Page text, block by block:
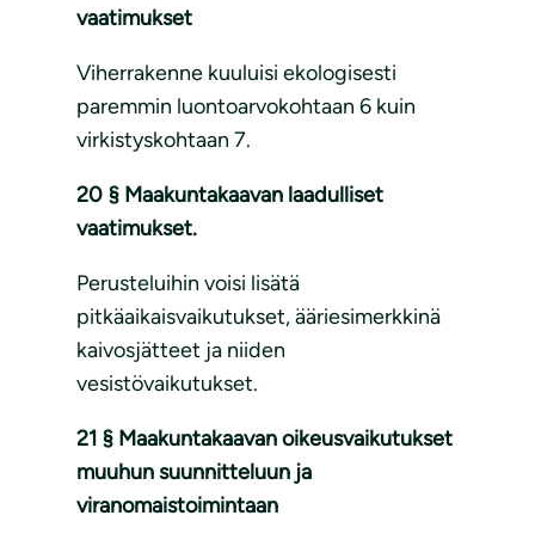
vaatimukset
Viherrakenne kuuluisi ekologisesti
paremmin luontoarvokohtaan 6 kuin
virkistyskohtaan 7.
20 § Maakuntakaavan laadulliset
vaatimukset.
Perusteluihin voisi lisätä
pitkäaikaisvaikutukset, ääriesimerkkinä
kaivosjätteet ja niiden
vesistövaikutukset.
21 § Maakuntakaavan oikeusvaikutukset
muuhun suunnitteluun ja
viranomaistoimintaan